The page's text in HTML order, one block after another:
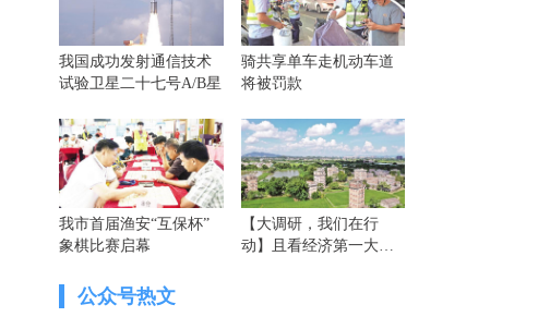
我国成功发射通信技术
试验卫星二十七号A/B星
骑共享单车走机动车道
将被罚款
我市首届渔安“互保杯”
象棋比赛启幕
【大调研，我们在行
动】且看经济第一大省
公众号热文